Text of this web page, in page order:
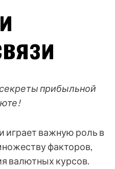
секреты прибыльной
играет важную роль в
факторов,
валютных курсов.